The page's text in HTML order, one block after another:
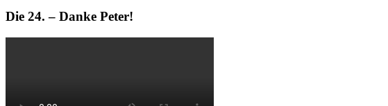
Die 24. – Danke Peter!